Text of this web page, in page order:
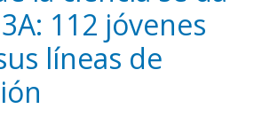
112 jóvenes
líneas de